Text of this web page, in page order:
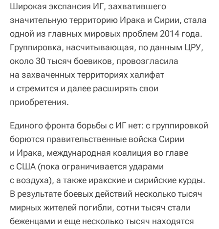
Широкая экспансия ИГ, захватившего
значительную территорию Ирака и Сирии, стала
одной из главных мировых проблем 2014 года.
Группировка, насчитывающая, по данным ЦРУ,
около 30 тысяч боевиков, провозгласила
на захваченных территориях халифат
и стремится и далее расширять свои
приобретения.
Единого фронта борьбы с ИГ нет: с группировкой
борются правительственные войска Сирии
и Ирака, международная коалиция во главе
с США (пока ограничивается ударами
с воздуха), а также иракские и сирийские курды.
В результате боевых действий несколько тысяч
мирных жителей погибли, сотни тысяч стали
беженцами и еще несколько тысяч находятся